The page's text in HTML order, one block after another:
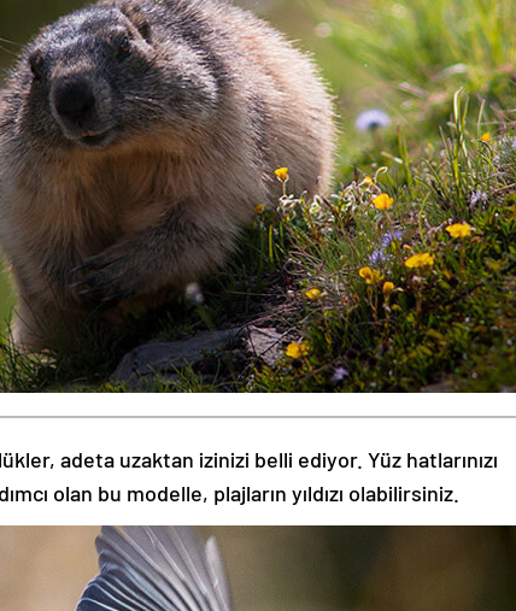
adeta uzaktan izinizi belli ediyor. Yüz hatlarınızı
olan bu modelle, plajların yıldızı olabilirsiniz.